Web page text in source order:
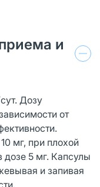
и
Дозу
от
мг, при плохой
5 мг. Капсулы
и запивая